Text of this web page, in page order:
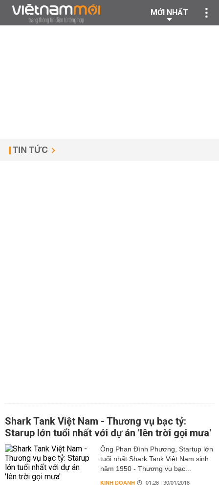
MỚI NHẤT
TIN TỨC
Shark Tank Việt Nam - Thương vụ bạc tỷ:
Starup lớn tuổi nhất với dự án 'lên trời gọi mưa'
Ông Phan Đình Phương, Startup lớn
tuổi nhất Shark Tank Việt Nam sinh
năm 1950 - Thương vụ bạc...
KINH DOANH 01:28 | 30/01/2018